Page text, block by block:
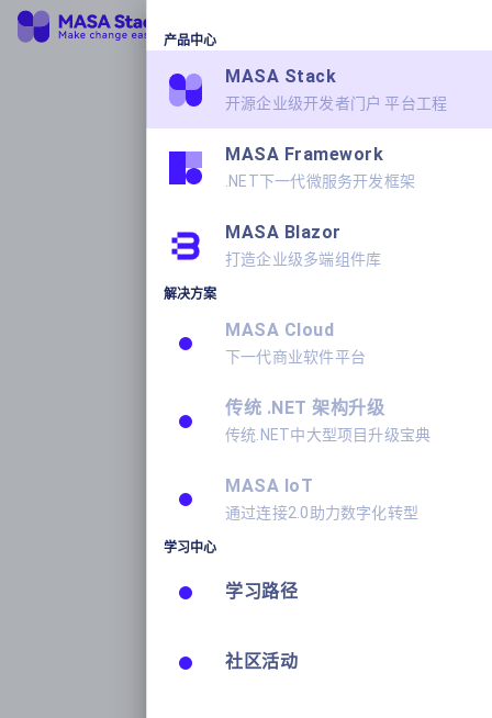
产品中心
MASA Stack
开源企业级开发者门户 平台工程
MASA Framework
.NET下一代微服务开发框架
MASA Blazor
打造企业级多端组件库
解决方案
MASA Cloud
下一代商业软件平台
传统 .NET 架构升级
传统.NET中大型项目升级宝典
MASA IoT
通过连接2.0助力数字化转型
学习中心
学习路径
社区活动